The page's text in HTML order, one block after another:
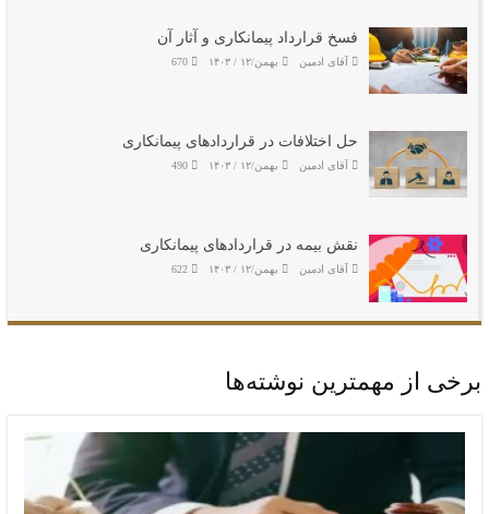
فسخ قرارداد پیمانکاری و آثار آن
آقای ادمین بهمن/۱۲ / ۱۴۰۳ 670
حل اختلافات در قراردادهای پیمانکاری
آقای ادمین بهمن/۱۲ / ۱۴۰۳ 490
نقش بیمه در قراردادهای پیمانکاری
آقای ادمین بهمن/۱۲ / ۱۴۰۳ 622
برخی از مهمترین نوشته‌ها